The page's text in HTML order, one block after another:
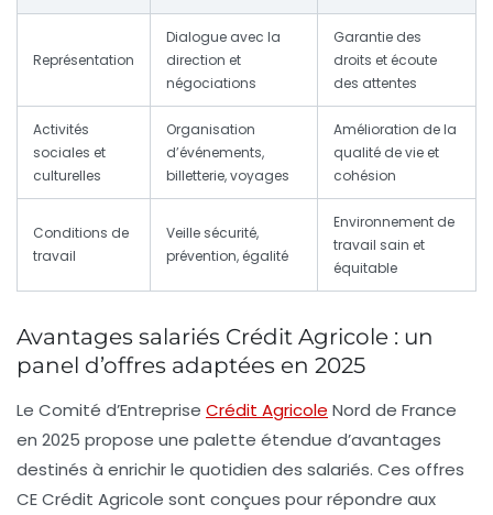
Représentation
Dialogue avec la
direction et
négociations
Garantie des
droits et écoute
des attentes
Activités
sociales et
culturelles
Organisation
d’événements,
billetterie, voyages
Amélioration de la
qualité de vie et
cohésion
Conditions de
travail
Veille sécurité,
prévention, égalité
Environnement de
travail sain et
équitable
Avantages salariés Crédit Agricole : un
panel d’offres adaptées en 2025
Le Comité d’Entreprise Crédit Agricole Nord de France
en 2025 propose une palette étendue d’avantages
destinés à enrichir le quotidien des salariés. Ces offres
CE Crédit Agricole sont conçues pour répondre aux